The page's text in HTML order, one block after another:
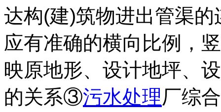
达构(建)筑物进出管渠
应有准确的横向比例，
映原地形、设计地坪、
的关系③污水处理厂综